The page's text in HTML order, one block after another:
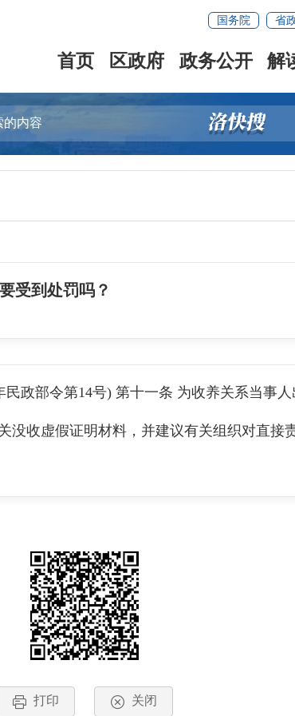
国务院 省
首页 区政府 政务公开 解
受到处罚吗？
政部令第14号) 第十一条 为收养关系当事
没收虚假证明材料，并建议有关组织对直接
打印 关闭